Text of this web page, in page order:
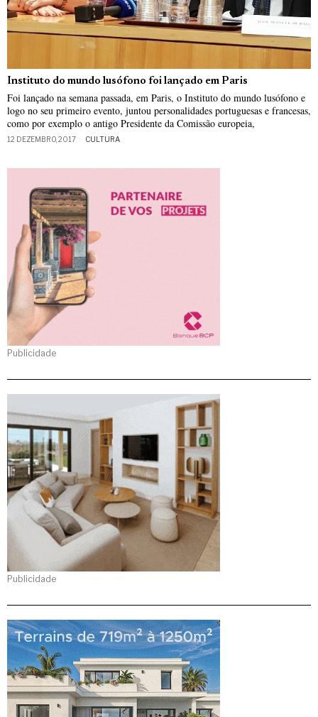
Instituto do mundo lusófono foi lançado em Paris
Foi lançado na semana passada, em Paris, o Instituto do mundo lusófono e
logo no seu primeiro evento, juntou personalidades portuguesas e francesas,
como por exemplo o antigo Presidente da Comissão europeia,
12 DEZEMBRO, 2017 CULTURA
Publicidade
Publicidade